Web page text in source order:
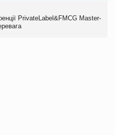
PrivateLabel&FMCG Master-